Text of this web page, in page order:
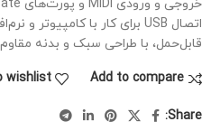
خروجی و ورودی MIDI و پورت‌های CV/Gate
اتصال USB برای کار با کامپیوتر و نرم‌افزارهای آهنگسازی
قابل‌حمل، با طراحی سبک و بدنه مقاوم
Add to compare
wishlist
Share: